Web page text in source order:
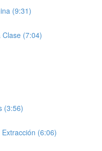
(9:31)
(7:04)
(3:56)
(6:06)